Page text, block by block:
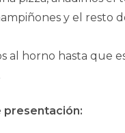
y el resto
al horno hasta que
presentación: